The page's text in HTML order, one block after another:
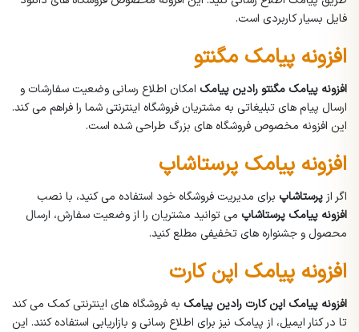
فایل بسیار کاربردی است.
افزونه پیامک مگنتو
افزونه پیامک مگنتو رادین پیامک امکان اطلاع رسانی وضعیت سفارشات و
ارسال پیام های تبلیغاتی به مشتریان فروشگاه اینترنتی شما را فراهم می کند.
این افزونه مخصوص فروشگاه های بزرگ طراحی شده است.
افزونه پیامک پرستاشاپ
اگر از پرستاشاپ برای مدیریت فروشگاه خود استفاده می کنید، با نصب
افزونه پیامک پرستاشاپ می توانید مشتریان را از وضعیت سفارش، ارسال
محصول و جشنواره های تخفیفی مطلع کنید.
افزونه پیامک اپن کارت
افزونه پیامک اپن کارت رادین پیامک به فروشگاه های اینترنتی کمک می کند
تا در کنار ایمیل، از پیامک نیز برای اطلاع رسانی و بازاریابی استفاده کنند. این